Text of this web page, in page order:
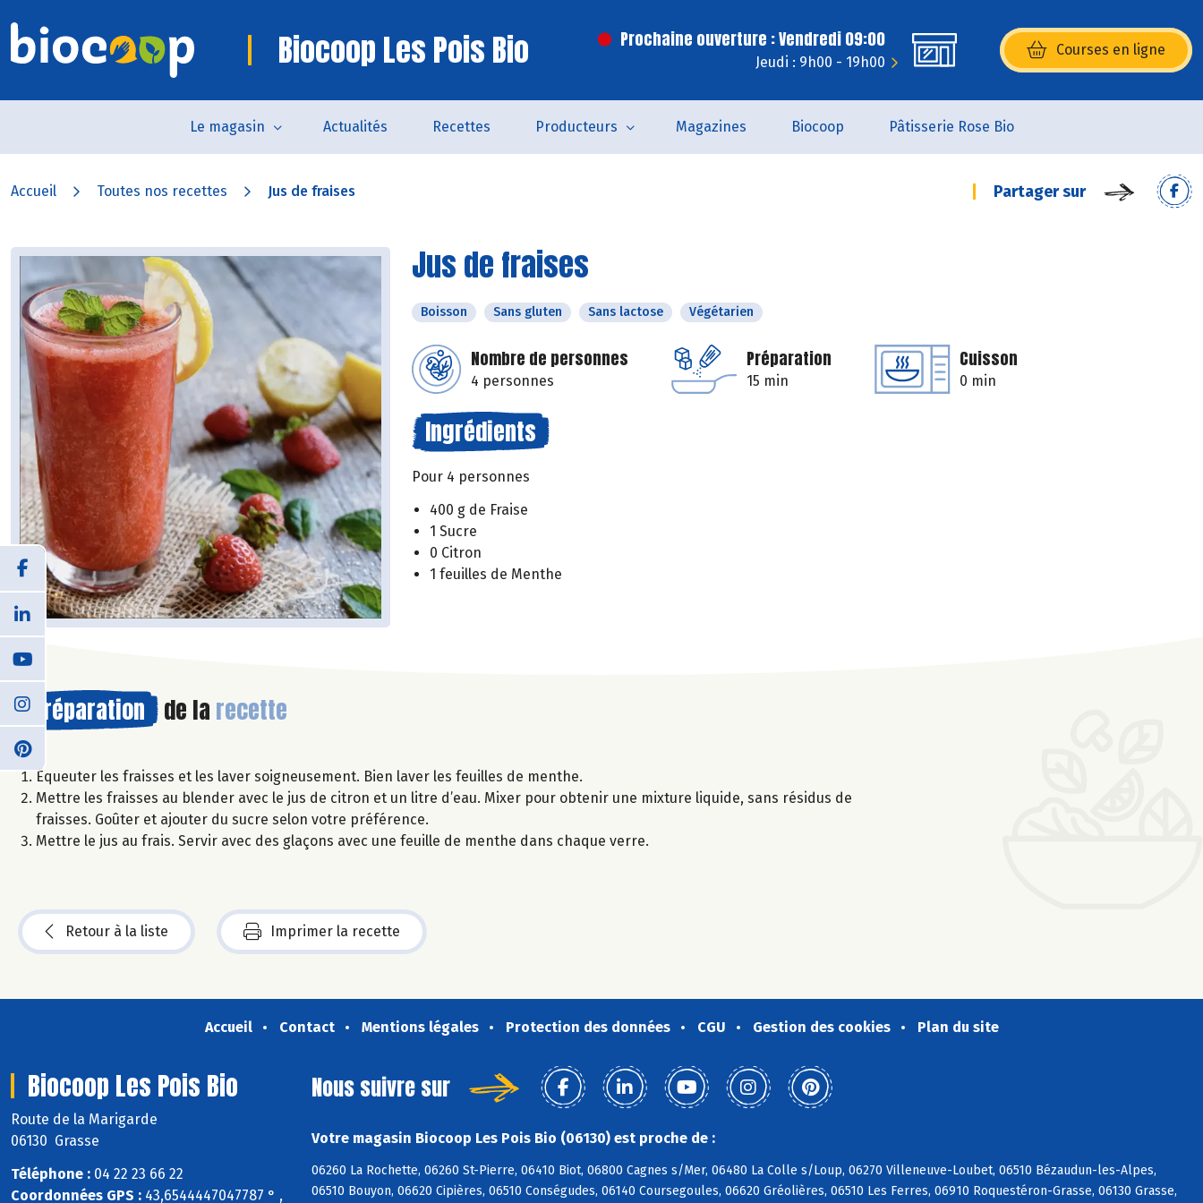
Biocoop Les Pois Bio Prochaine ouverture : Vendredi 09:00
Jeudi : 9h00 - 19h00
Courses en ligne
(s’ouvre dans une nouvelle
Le magasin Actualités Recettes Producteurs Magazines Biocoop Pâtisserie Rose Bio
Accueil Toutes nos recettes Jus de fraises Partager sur
Jus de fraises
Boisson Sans gluten Sans lactose Végétarien
Nombre de personnes
4 personnes
Préparation
15 min
Cuisson
0 min
Ingrédients
Pour 4 personnes
400 g de Fraise
1 Sucre
0 Citron
1 feuilles de Menthe
Préparation de la recette
Équeuter les fraisses et les laver soigneusement. Bien laver les feuilles de menthe.
Mettre les fraisses au blender avec le jus de citron et un litre d’eau. Mixer pour obtenir une mixture liquide, sans résidus de
fraisses. Goûter et ajouter du sucre selon votre préférence.
Mettre le jus au frais. Servir avec des glaçons avec une feuille de menthe dans chaque verre.
Retour à la liste Imprimer la recette
Accueil Contact Mentions légales Protection des données CGU Gestion des cookies Plan du site
Biocoop Les Pois Bio
Route de la Marigarde
06130 Grasse
Téléphone : 04 22 23 66 22
Coordonnées GPS : 43,6544447047787 ° ,
Nous suivre sur
Votre magasin Biocoop Les Pois Bio (06130) est proche de :
06260 La Rochette, 06260 St-Pierre, 06410 Biot, 06800 Cagnes s/Mer, 06480 La Colle s/Loup, 06270 Villeneuve-Loubet, 06510 Bézaudun-les-Alpes,
06510 Bouyon, 06620 Cipières, 06510 Conségudes, 06140 Coursegoules, 06620 Gréolières, 06510 Les Ferres, 06910 Roquestéron-Grasse, 06130 Grasse,